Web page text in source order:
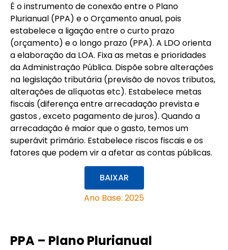
É o instrumento de conexão entre o Plano
Plurianual (PPA) e o Orçamento anual, pois
estabelece a ligação entre o curto prazo
(orçamento) e o longo prazo (PPA). A LDO orienta
a elaboração da LOA. Fixa as metas e prioridades
da Administração Pública. Dispõe sobre alterações
na legislação tributária (previsão de novos tributos,
alterações de alíquotas etc). Estabelece metas
fiscais (diferença entre arrecadação prevista e
gastos , exceto pagamento de juros). Quando a
arrecadação é maior que o gasto, temos um
superávit primário. Estabelece riscos fiscais e os
fatores que podem vir a afetar as contas públicas.
BAIXAR
Ano Base: 2025
PPA – Plano Plurianual